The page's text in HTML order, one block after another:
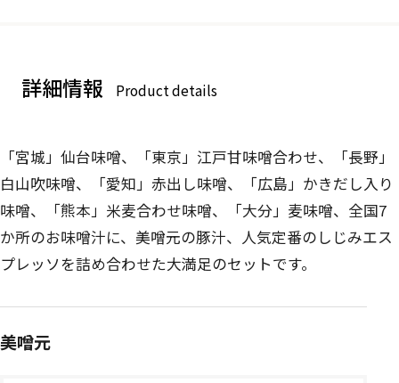
詳細情報 Product details
「宮城」仙台味噌、「東京」江戸甘味噌合わせ、「長野」
白山吹味噌、「愛知」赤出し味噌、「広島」かきだし入り
味噌、「熊本」米麦合わせ味噌、「大分」麦味噌、全国7
か所のお味噌汁に、美噌元の豚汁、人気定番のしじみエス
プレッソを詰め合わせた大満足のセットです。
美噌元